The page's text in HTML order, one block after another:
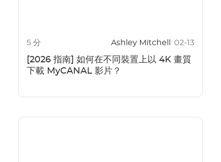
5 分 Ashley Mitchell 02-13
[2026 指南] 如何在不同裝置上以 4K 畫質
下載 MyCANAL 影片？